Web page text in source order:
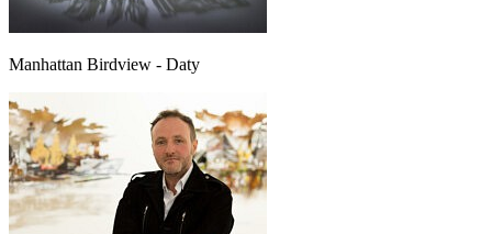
Manhattan Birdview - Daty